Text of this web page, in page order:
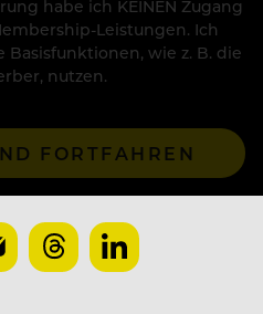
habe ich KEINEN Zugang
Leistungen. Ich
Basisfunktionen, wie z. B. die
nutzen.
FORTFAHREN